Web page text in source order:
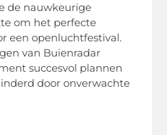
de nauwkeurige
om het perfecte
een openluchtfestival.
van Buienradar
succesvol plannen
door onverwachte